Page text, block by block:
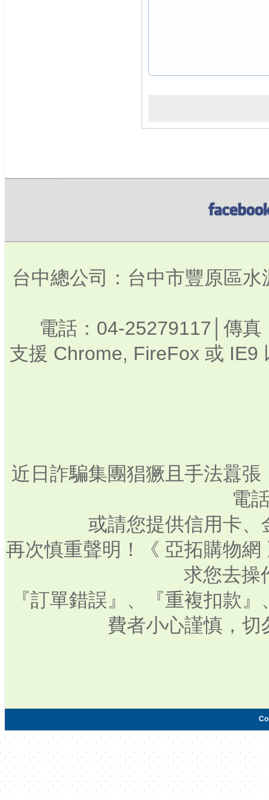
台中總公司：台中市豐原區
電話：04-25279117│傳
支援 Chrome, FireFox 或 IE9
近日詐騙集團猖獗且手法囂
電
或請您提供信用卡
再次慎重聲明！《 亞拓購物
求您去操
『訂單錯誤』、『重複扣款
費者小心謹慎，